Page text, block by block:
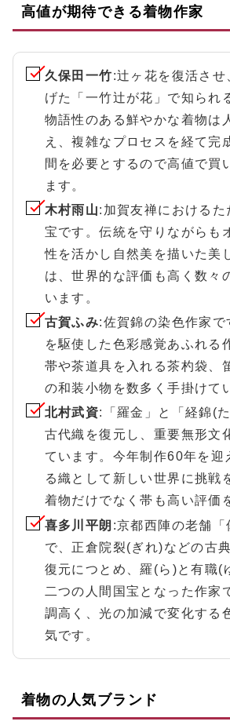
高値が期待できる着物作家
久保田一竹:辻ヶ花を復活させ
げた「一竹辻が花」で知られ
物語性のある鮮やかな着物は
え、複雑なプロセスを経て完
間を必要とするので高値で買
ます。
木村雨山:加賀友禅におけるた
宝です。伝統を守りながらも
性を活かし自然美を描いた美
は、世界的な評価も高く数々
います。
古賀ふみ:佐賀錦の染色作家
を駆使した色彩感覚あふれる
帯や茶道具を入れる茶杓袋、
の和装小物を数多く手掛けて
北村武資:「羅金」と「経錦(
古代織を復元し、重要無形文
ています。今年制作60年を迎
る織として新しい世界に挑戦
着物だけでなく帯も高い評価
喜多川平朗 :京都西陣の老舗
で、正倉院裂(ぎれ)などの古
復元につとめ、羅(ら)と有職(
二つの人間国宝となった作家
調高く、光の加減で変化する
気です。
着物の人気ブランド